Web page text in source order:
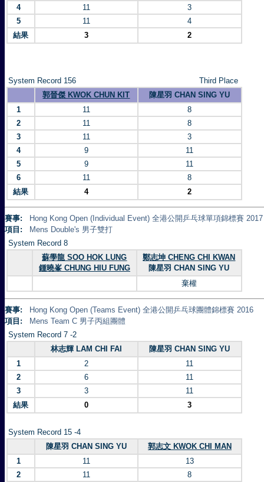
4
11
3
5
11
4
結果
3 2
System Record 156
Third Place
郭晉傑 KWOK CHUN KIT
陳星羽 CHAN SING YU
1
11
8
2
11
8
3
11
3
4
9
11
5
9
11
6
11
8
結果
4 2
賽事:
Hong Kong Open (Individual Event) 全港公開乒乓球單項錦標賽 2017
項目:
Mens Double's 男子雙打
System Record 8
蘇學龍 SOO HOK LUNG
鍾曉峯 CHUNG HIU FUNG
鄭志坤 CHENG CHI KWAN
陳星羽 CHAN SING YU
棄權
賽事:
Hong Kong Open (Teams Event) 全港公開乒乓球團體錦標賽 2016
項目:
Mens Team C 男子丙組團體
System Record 7 -2
林志輝 LAM CHI FAI
陳星羽 CHAN SING YU
1
2
11
2
6
11
3
3
11
結果
0 3
System Record 15 -4
陳星羽 CHAN SING YU
郭志文 KWOK CHI MAN
1
11
13
2
11 8